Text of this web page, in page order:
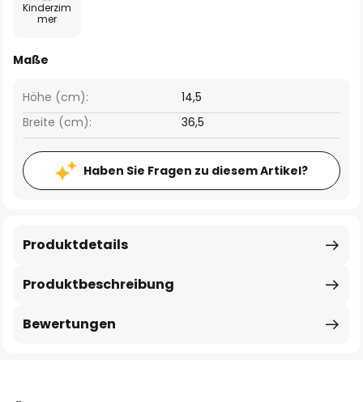
Kinderzim
mer
Maße
Breite (cm): 36,5
Höhe (cm): 14,5
Haben Sie Fragen zu diesem Artikel?
Produktbeschreibung
Produktdetails
Bewertungen